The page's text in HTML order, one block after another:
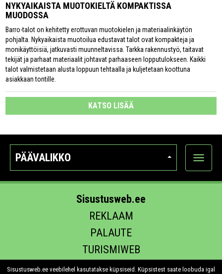
NYKYAIKAISTA MUOTOKIELTÄ KOMPAKTISSA
MUODOSSA
Barro-talot on kehitetty erottuvan muotokielen ja materiaalinkäytön
pohjalta. Nykyaikaista muotoilua edustavat talot ovat kompakteja ja
monikäyttöisiä, jatkuvasti muunneltavissa. Tarkka rakennustyö, taitavat
tekijät ja parhaat materiaalit johtavat parhaaseen lopputulokseen. Kaikki
talot valmistetaan alusta loppuun tehtaalla ja kuljetetaan koottuna
asiakkaan tontille.
KATSO LISÄÄ
PÄÄVALIKKO
Näytä
Sisustusweb.ee
REKLAAM
PALAUTE
TURISMIWEB
EHITUS.EE
Sisustusweb.ee veebilehel kasutatakse küpsiseid. Küpsistest saate loobuda igal